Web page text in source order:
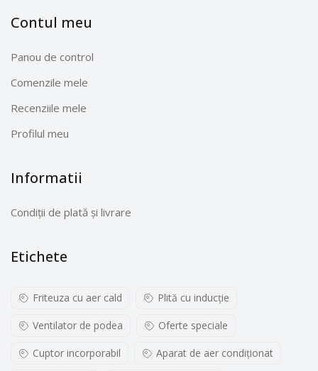
Contul meu
Panou de control
Comenzile mele
Recenziile mele
Profilul meu
Informatii
Condiții de plată și livrare
Etichete
Friteuza cu aer cald Plită cu inducţie
Ventilator de podea Oferte speciale
Cuptor incorporabil Aparat de aer condiționat